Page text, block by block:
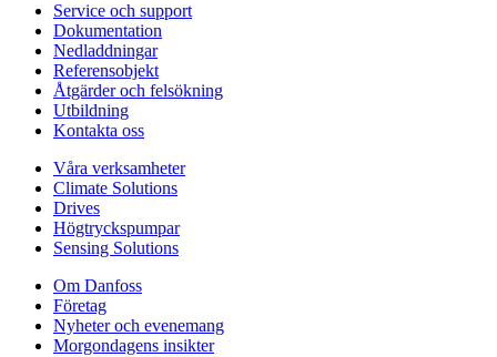
Service och support
Dokumentation
Nedladdningar
Referensobjekt
Åtgärder och felsökning
Utbildning
Kontakta oss
Våra verksamheter
Climate Solutions
Drives
Högtryckspumpar
Sensing Solutions
Om Danfoss
Företag
Nyheter och evenemang
Morgondagens insikter